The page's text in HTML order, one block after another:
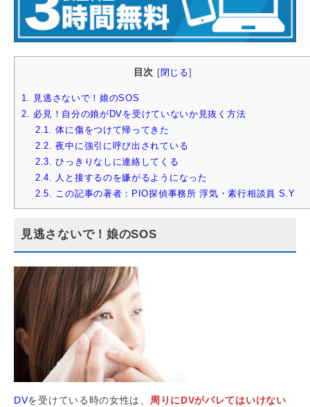
目次 閉じる
1. 見逃さないで！娘のSOS
2. 必見！自分の娘がDVを受けていないか見抜く方法
2.1. 体に傷をつけて帰ってきた
2.2. 夜中に強引に呼び出されている
2.3. ひっきりなしに連絡してくる
2.4. 人と接するのを嫌がるようになった
2.5. この記事の著者：PIO探偵事務所 浮気・素行相談員 S.Y
見逃さないで！娘のSOS
DVを受けている時の女性は、 周りにDVがバレてはいけない